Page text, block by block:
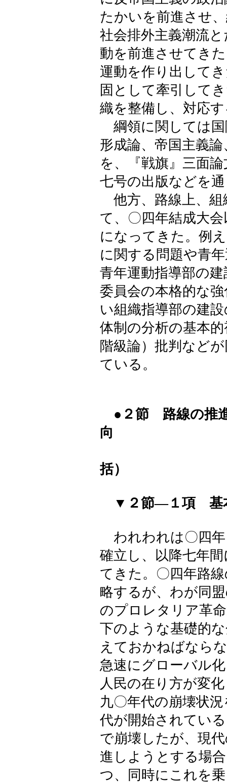
たかいを前進させ
社会排外主義潮流
動を前進させてき
運動を作り出して
固として牽引して
織を整備し、対応
綱領に関しては
形成論、帝国主義
を、『戦旗』三面
七号の出版などを
他方、路線上、組
て、〇四年結成大
になってきた。例
に関する問題や青
青年運動指導部の
委員会の本格的な
い組織指導部の建
体制の分析の基本
階級論）批判など
ている。
●２節 路線の推
向
括）
▼２節―１項 基本
われわれは〇四年
確立し、以降七年
てきた。〇四年路
略するが、わが同
のプロレタリア革
下のような基礎的
えておかねばなら
急速にグローバル
人民の在り方が変
九〇年代の崩壊状
代が開始されてい
で崩壊したが、現
進しようとする場
つ、同時にこれを